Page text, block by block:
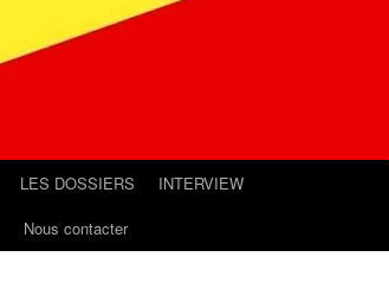
LES DOSSIERS
INTERVIEW
Nous contacter